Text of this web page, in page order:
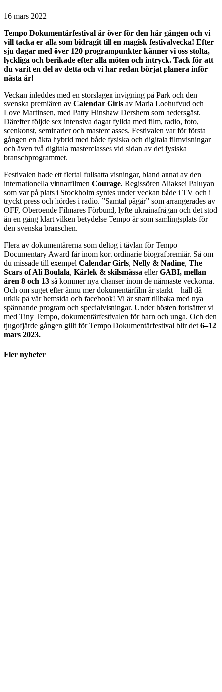
16 mars 2022
Tempo Dokumentärfestival är över för den här gången och vi
vill tacka er alla som bidragit till en magisk festivalvecka! Efter
sju dagar med över 120 programpunkter känner vi oss stolta,
lyckliga och berikade efter alla möten och intryck. Tack för att
du varit en del av detta och vi har redan börjat planera inför
nästa år!
Veckan inleddes med en storslagen invigning på Park och den
svenska premiären av Calendar Girls av Maria Loohufvud och
Love Martinsen, med Patty Hinshaw Dershem som hedersgäst.
Därefter följde sex intensiva dagar fyllda med film, radio, foto,
scenkonst, seminarier och masterclasses. Festivalen var för första
gången en äkta hybrid med både fysiska och digitala filmvisningar
och även två digitala masterclasses vid sidan av det fysiska
branschprogrammet.
Festivalen hade ett flertal fullsatta visningar, bland annat av den
internationella vinnarfilmen Courage. Regissören Aliaksei Paluyan
som var på plats i Stockholm syntes under veckan både i TV och i
tryckt press och hördes i radio. ”Samtal pågår” som arrangerades av
OFF, Oberoende Filmares Förbund, lyfte ukrainafrågan och det stod
än en gång klart vilken betydelse Tempo är som samlingsplats för
den svenska branschen.
Flera av dokumentärerna som deltog i tävlan för Tempo
Documentary Award får inom kort ordinarie biografpremiär. Så om
du missade till exempel Calendar Girls, Nelly & Nadine, The
Scars of Ali Boulala, Kärlek & skilsmässa ellerGABI, mellan
åren 8 och 13 så kommer nya chanser inom de närmaste veckorna.
Och om suget efter ännu mer dokumentärfilm är starkt – håll då
utkik på vår hemsida och facebook! Vi är snart tillbaka med nya
spännande program och specialvisningar. Under hösten fortsätter vi
med Tiny Tempo, dokumentärfestivalen för barn och unga. Och den
tjugofjärde gången gillt för Tempo Dokumentärfestival blir det 6–12
mars 2023.
Fler nyheter